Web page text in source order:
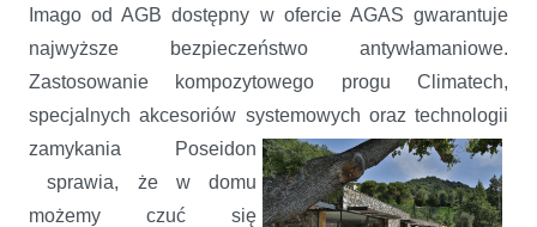
Imago od AGB dostępny w ofercie AGAS gwarantuje
najwyższe bezpieczeństwo antywłamaniowe.
Zastosowanie kompozytowego progu Climatech,
specjalnych akcesoriów systemowych oraz technologii
zamykania
Poseidon
sprawia, że w domu
możemy czuć się